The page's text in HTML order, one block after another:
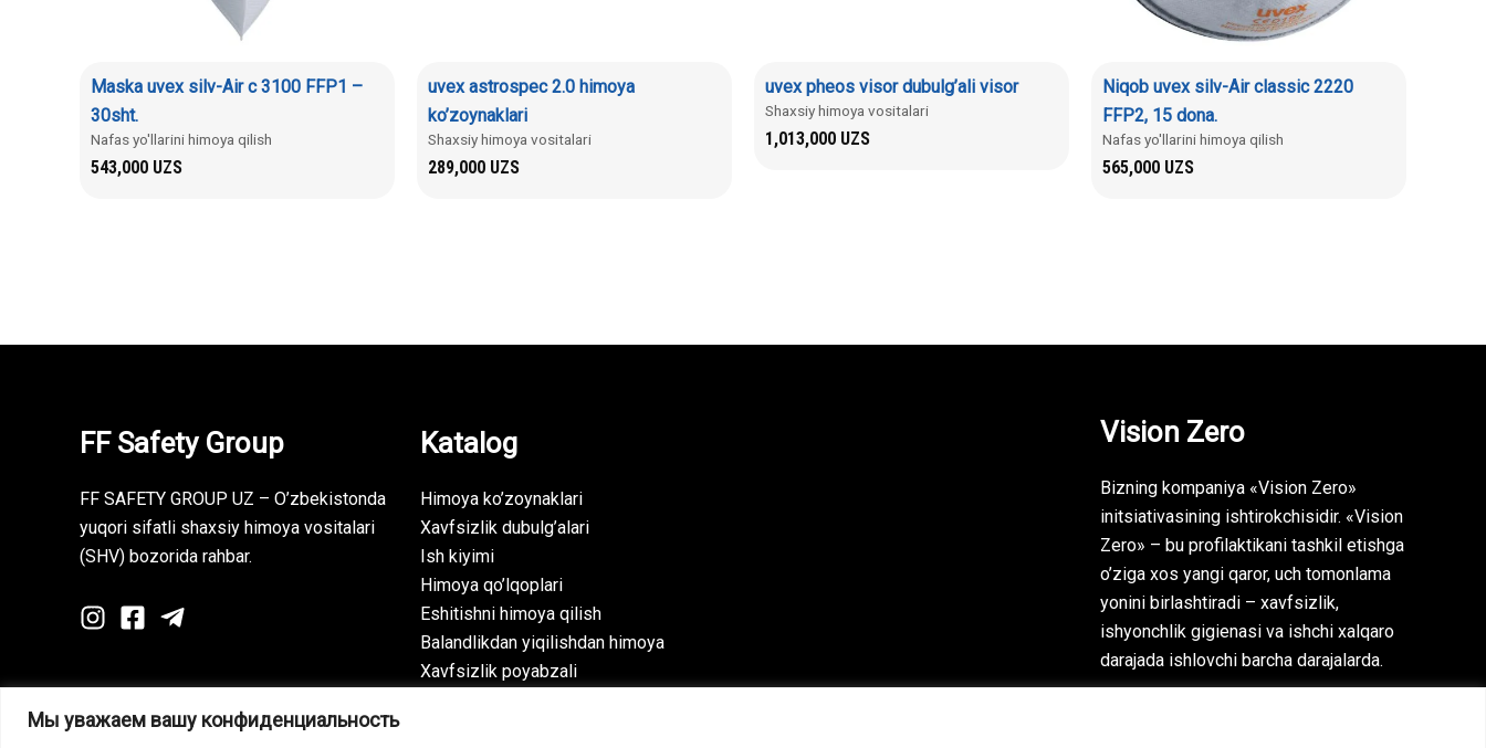
Мы уважаем вашу конфиденциальность
Maska uvex silv-Air c 3100 FFP1 –
30sht.
Nafas yo'llarini himoya qilish
543,000 UZS
uvex astrospec 2.0 himoya
ko’zoynaklari
Shaxsiy himoya vositalari
289,000 UZS
uvex pheos visor dubulg’ali visor
Shaxsiy himoya vositalari
1,013,000 UZS
Niqob uvex silv-Air classic 2220
FFP2, 15 dona.
Nafas yo'llarini himoya qilish
565,000 UZS
FF Safety Group
FF SAFETY GROUP UZ – O’zbekistonda
yuqori sifatli shaxsiy himoya vositalari
(SHV) bozorida rahbar.
Katalog
Himoya ko’zoynaklari
Xavfsizlik dubulg’alari
Ish kiyimi
Himoya qo’lqoplari
Eshitishni himoya qilish
Balandlikdan yiqilishdan himoya
Xavfsizlik poyabzali
Vision Zero
Bizning kompaniya «Vision Zero»
initsiativasining ishtirokchisidir. «Vision
Zero» – bu profilaktikani tashkil etishga
o’ziga xos yangi qaror, uch tomonlama
yonini birlashtiradi – xavfsizlik,
ishyonchlik gigienasi va ishchi xalqaro
darajada ishlovchi barcha darajalarda.